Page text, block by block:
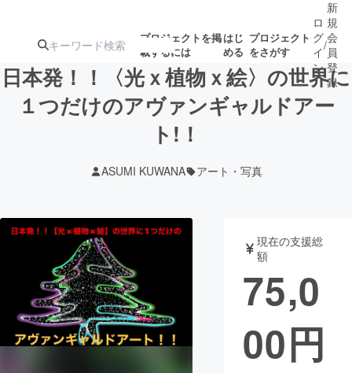
プロジェクトを掲
載するには
はじ
める
プロジェクト
をさがす
注目の新着プロ募集終了が近いプ
テクノロジー・ガジェット
映像・映画 書籍・雑誌
ビジネス・起業 チャレンジ
ロ
グ
イ
ン
/
新
規
会
員
登
録
日本発！！〈光ｘ植物ｘ絵〉の世界に
１つだけのアヴァンギャルドアー
ト!！
ASUMI KUWANA アート・写真
現在の支援総
額
75,0
00円